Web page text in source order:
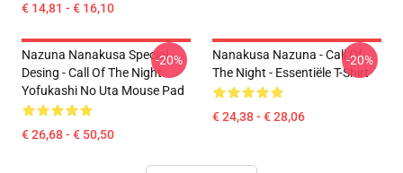
€ 14,81 - € 16,10
Nazuna Nanakusa Special
Desing - Call Of The Night
Yofukashi No Uta Mouse Pad
€ 26,68 - € 50,50
-20%
Nanakusa Nazuna - Call Of
The Night - Essentiële T-Shirt
€ 24,38 - € 28,06
-20%